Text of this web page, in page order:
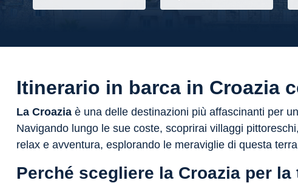
Flessibilità
Itinerario in barca in Croazia
La Croaziaè una delle destinazioni più affascinanti per
Navigando lungo le sue coste, scoprirai villaggi
relax e avventura, esplorando le meraviglie di questa
Perché scegliere la Croazia per